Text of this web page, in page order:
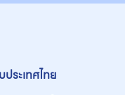
ระเทศไทย